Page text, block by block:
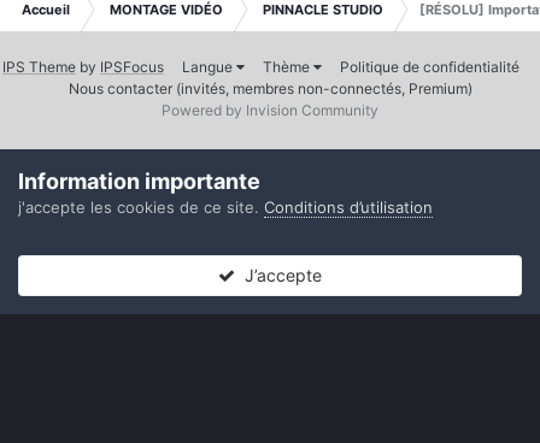
Accueil MONTAGE VIDÉO PINNACLE STUDIO [RÉSOLU]
IPS Theme by IPSFocus Langue Thème
Politique de confidentialité
Nous contacter (invités, membres non-connectés, Premium)
Powered by Invision Community
Information importante
j'accepte les cookies de ce site. Conditions d’utilisation
J’accepte